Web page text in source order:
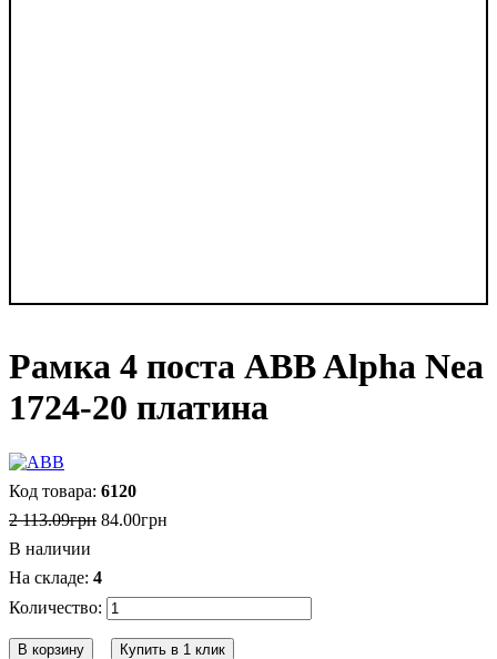
Рамка 4 поста ABB Alpha Nea
1724-20 платина
6120
2 113.09грн 84.00грн
В наличии
4
В корзину Купить в 1 клик